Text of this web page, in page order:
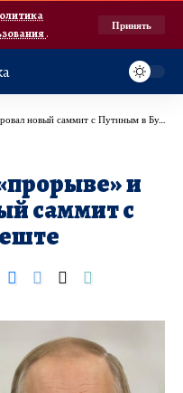
.
Принять
новый саммит с Путиным в Будапеште
и
саммит с